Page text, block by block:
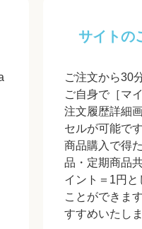
サイトの
ご注文から30
ご自身で［マ
注文履歴詳細
セルが可能です
商品購入で得
品・定期商品
イント＝1円と
ことができま
すすめいたしま